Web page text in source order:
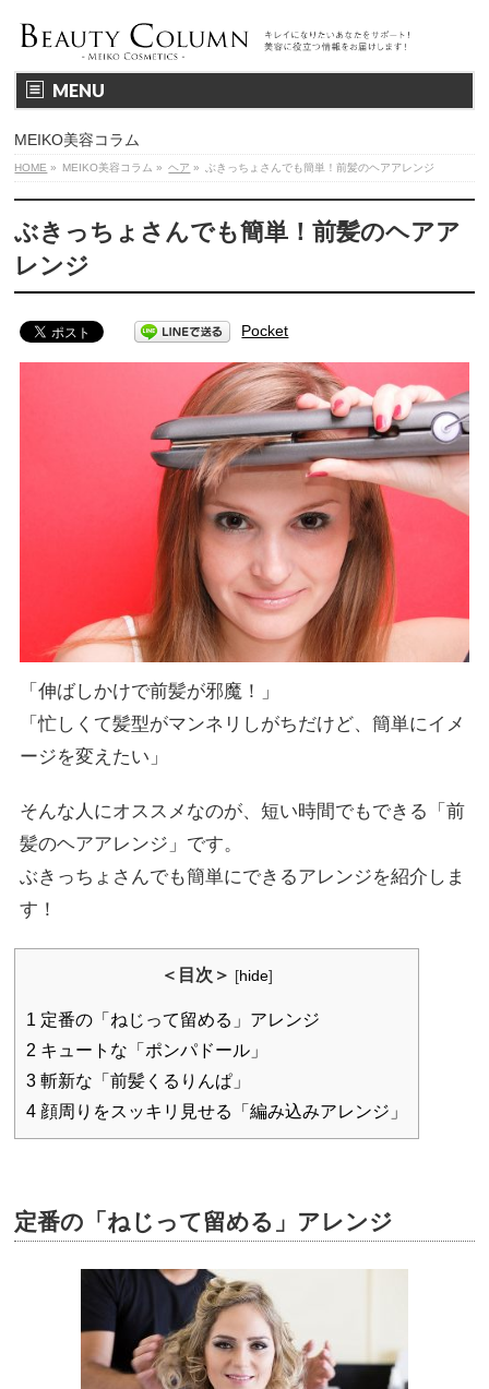
MENU
MEIKO美容コラム
HOME » MEIKO美容コラム » ヘア » ぶきっちょさんでも簡単！前髪のヘアアレンジ
ぶきっちょさんでも簡単！前髪のヘアア
レンジ
Pocket
「伸ばしかけで前髪が邪魔！」
「忙しくて髪型がマンネリしがちだけど、簡単にイメ
ージを変えたい」
そんな人にオススメなのが、短い時間でもできる「前
髪のヘアアレンジ」です。
ぶきっちょさんでも簡単にできるアレンジを紹介しま
す！
＜目次＞ [hide]
1 定番の「ねじって留める」アレンジ
2 キュートな「ポンパドール」
3 斬新な「前髪くるりんぱ」
4 顔周りをスッキリ見せる「編み込みアレンジ」
定番の「ねじって留める」アレンジ